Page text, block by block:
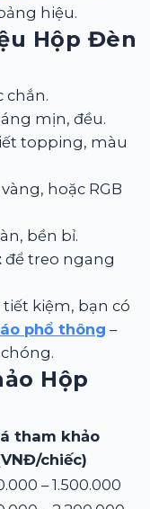
hiệu.
Hộp Đèn
chắn.
mịn, đều.
topping, màu
hoặc RGB
bền bỉ.
để treo ngang
kiệm, bạn có
phổ thông –
Hộp
tham khảo
chiếc)
– 1.500.000